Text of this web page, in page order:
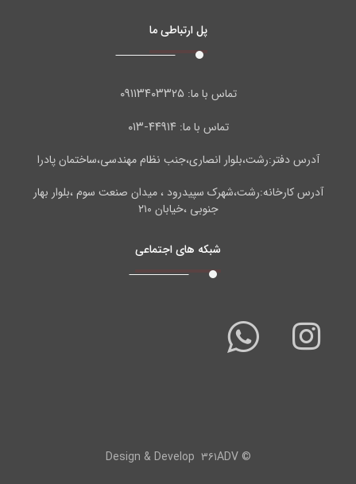
پل ارتباطی ما
تماس با ما:۰۹۱۱۳۴۰۳۳۲۵
تماس با ما: ۴۴۹۱۴-۰۱۳
آدرس دفتر:رشت،بلوار انصاری،جنب نظام مهندسی،ساختمان پادرا
آدرس کارخانه:رشت،شهرک سپیدرود ، میدان صنعت سوم ،بلوار بهار
جنوبی ،خیابان ۲۱۰
شبکه های اجتماعی
© Design & Develop۳۶۱ADV